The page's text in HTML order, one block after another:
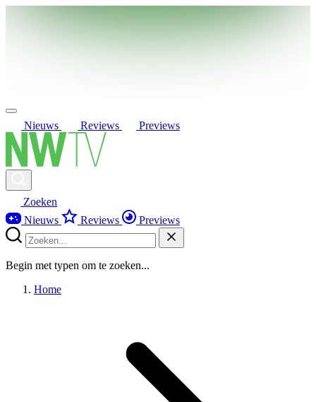
Nieuws Reviews Previews
Zoeken
Nieuws
Reviews Previews
Begin met typen om te zoeken...
Home